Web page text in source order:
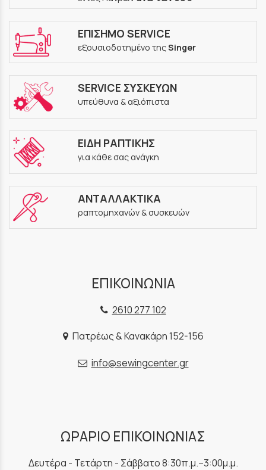
ΕΠΙΣΗΜΟ SERVICE
εξουσιοδοτημένο τηςSinger
SERVICE ΣΥΣΚΕΥΩΝ
υπεύθυνα & αξιόπιστα
ΕΙΔΗ ΡΑΠΤΙΚΗΣ
για κάθε σας ανάγκη
ΑΝΤΑΛΛΑΚΤΙΚΑ
ραπτομηχανών & συσκευών
ΕΠΙΚΟΙΝΩΝΙΑ
2610 277 102
Πατρέως & Κανακάρη 152-156
info@sewingcenter.gr
ΩΡΑΡΙΟ ΕΠΙΚΟΙΝΩΝΙΑΣ
Δευτέρα - Τετάρτη - Σάββατο 8:30π.μ.–3:00μ.μ.